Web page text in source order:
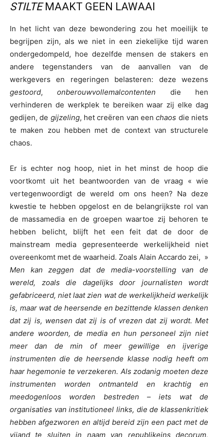
STILTEMAAKT GEEN LAWAAI
In het licht van deze bewondering zou het moeilijk te
begrijpen zijn, als we niet in een ziekelijke tijd waren
ondergedompeld, hoe dezelfde mensen de stakers en
andere tegenstanders van de aanvallen van de
werkgevers en regeringen belasteren: deze wezens
gestoord,onberouwvollemalcontenten die hen
verhinderen de werkplek te bereiken waar zij elke dag
gedijen, de gijzeling, het creëren van eenchaos die niets
te maken zou hebben met de context van structurele
chaos.
Er is echter nog hoop, niet in het minst de hoop die
voortkomt uit het beantwoorden van de vraag « wie
vertegenwoordigt de wereld om ons heen? Na deze
kwestie te hebben opgelost en de belangrijkste rol van
de massamedia en de groepen waartoe zij behoren te
hebben belicht, blijft het een feit dat de door de
mainstream media gepresenteerde werkelijkheid niet
overeenkomt met de waarheid. Zoals Alain Accardo zei, »
Men kan zeggen dat de media-voorstelling van de
wereld, zoals die dagelijks door journalisten wordt
gefabriceerd, niet laat zien wat de werkelijkheid werkelijk
is, maar wat de heersende en bezittende klassen denken
dat zij is, wensen dat zij is of vrezen dat zij wordt. Met
andere woorden, de media en hun personeel zijn niet
meer dan de min of meer gewillige en ijverige
instrumenten die de heersende klasse nodig heeft om
haar hegemonie te verzekeren. Als zodanig moeten deze
instrumenten worden ontmanteld en krachtig en
meedogenloos worden bestreden – iets wat de
organisaties van institutioneel links, die de klassenkritiek
hebben afgezworen en altijd bereid zijn een pact met de
vijand te sluiten in naam van republikeins decorum,